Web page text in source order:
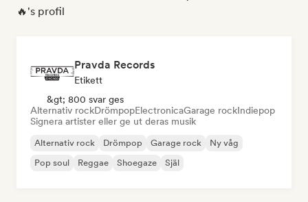
🔥's profil
Pravda Records
Etikett
&gt; 800 svar ges
Alternativ rockDrömpopElectronicaGarage rockIndiepop
Signera artister eller ge ut deras musik
Alternativ rock Drömpop Garage rock
Ny våg
Pop soul
Reggae Shoegaze Själ